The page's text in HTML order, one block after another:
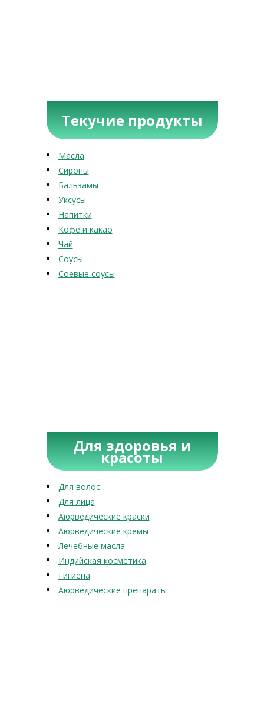
Текучие продукты
Масла
Сиропы
Бальзамы
Уксусы
Напитки
Кофе и какао
Чай
Соусы
Соевые соусы
Для здоровья и
красоты
Для волос
Для лица
Аюрведические краски
Аюрведические кремы
Лечебные масла
Индийская косметика
Гигиена
Аюрведические препараты